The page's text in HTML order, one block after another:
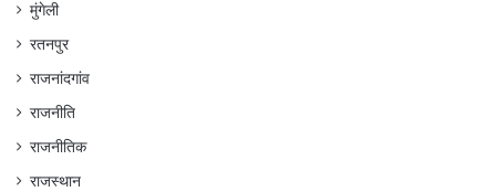
मुंगेली
रतनपुर
राजनांदगांव
राजनीति
राजनीतिक
राजस्थान